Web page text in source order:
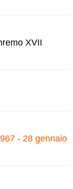
XVII
- 28 gennaio